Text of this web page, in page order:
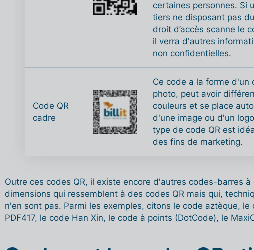
certaines personnes. Si
tiers ne disposant pas du
droit d’accès scanne le
il verra d'autres
non confidentielles.
Code QR
cadre
Ce code a la forme d'un
photo, peut avoir
couleurs et se place
d'une image ou d'un
type de code QR est
des fins de marketing.
Outre ces codes QR, il existe encore d'autres codes-barres à
dimensions qui ressemblent à des codes QR mais qui,
n'en sont pas. Parmi les exemples, citons le code aztèque, le
PDF417, le code Han Xin, le code à points (DotCode), le